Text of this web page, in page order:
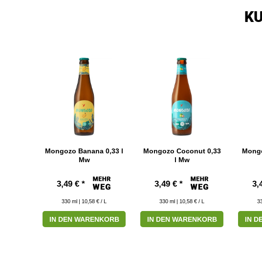
Mongozo Banana 0,33 l
Mw
3,49 € *
330 ml | 10,58 € / L
IN DEN WARENKORB
Mongozo Coconut 0,33
l Mw
3,49 € *
330 ml | 10,58 € / L
IN DEN WARENKORB IN